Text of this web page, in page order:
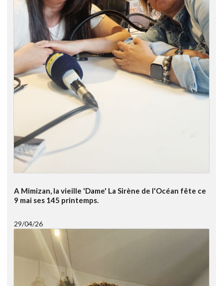
A Mimizan, la vieille 'Dame' La Sirène de l'Océan fête ce
9 mai ses 145 printemps.
29/04/26